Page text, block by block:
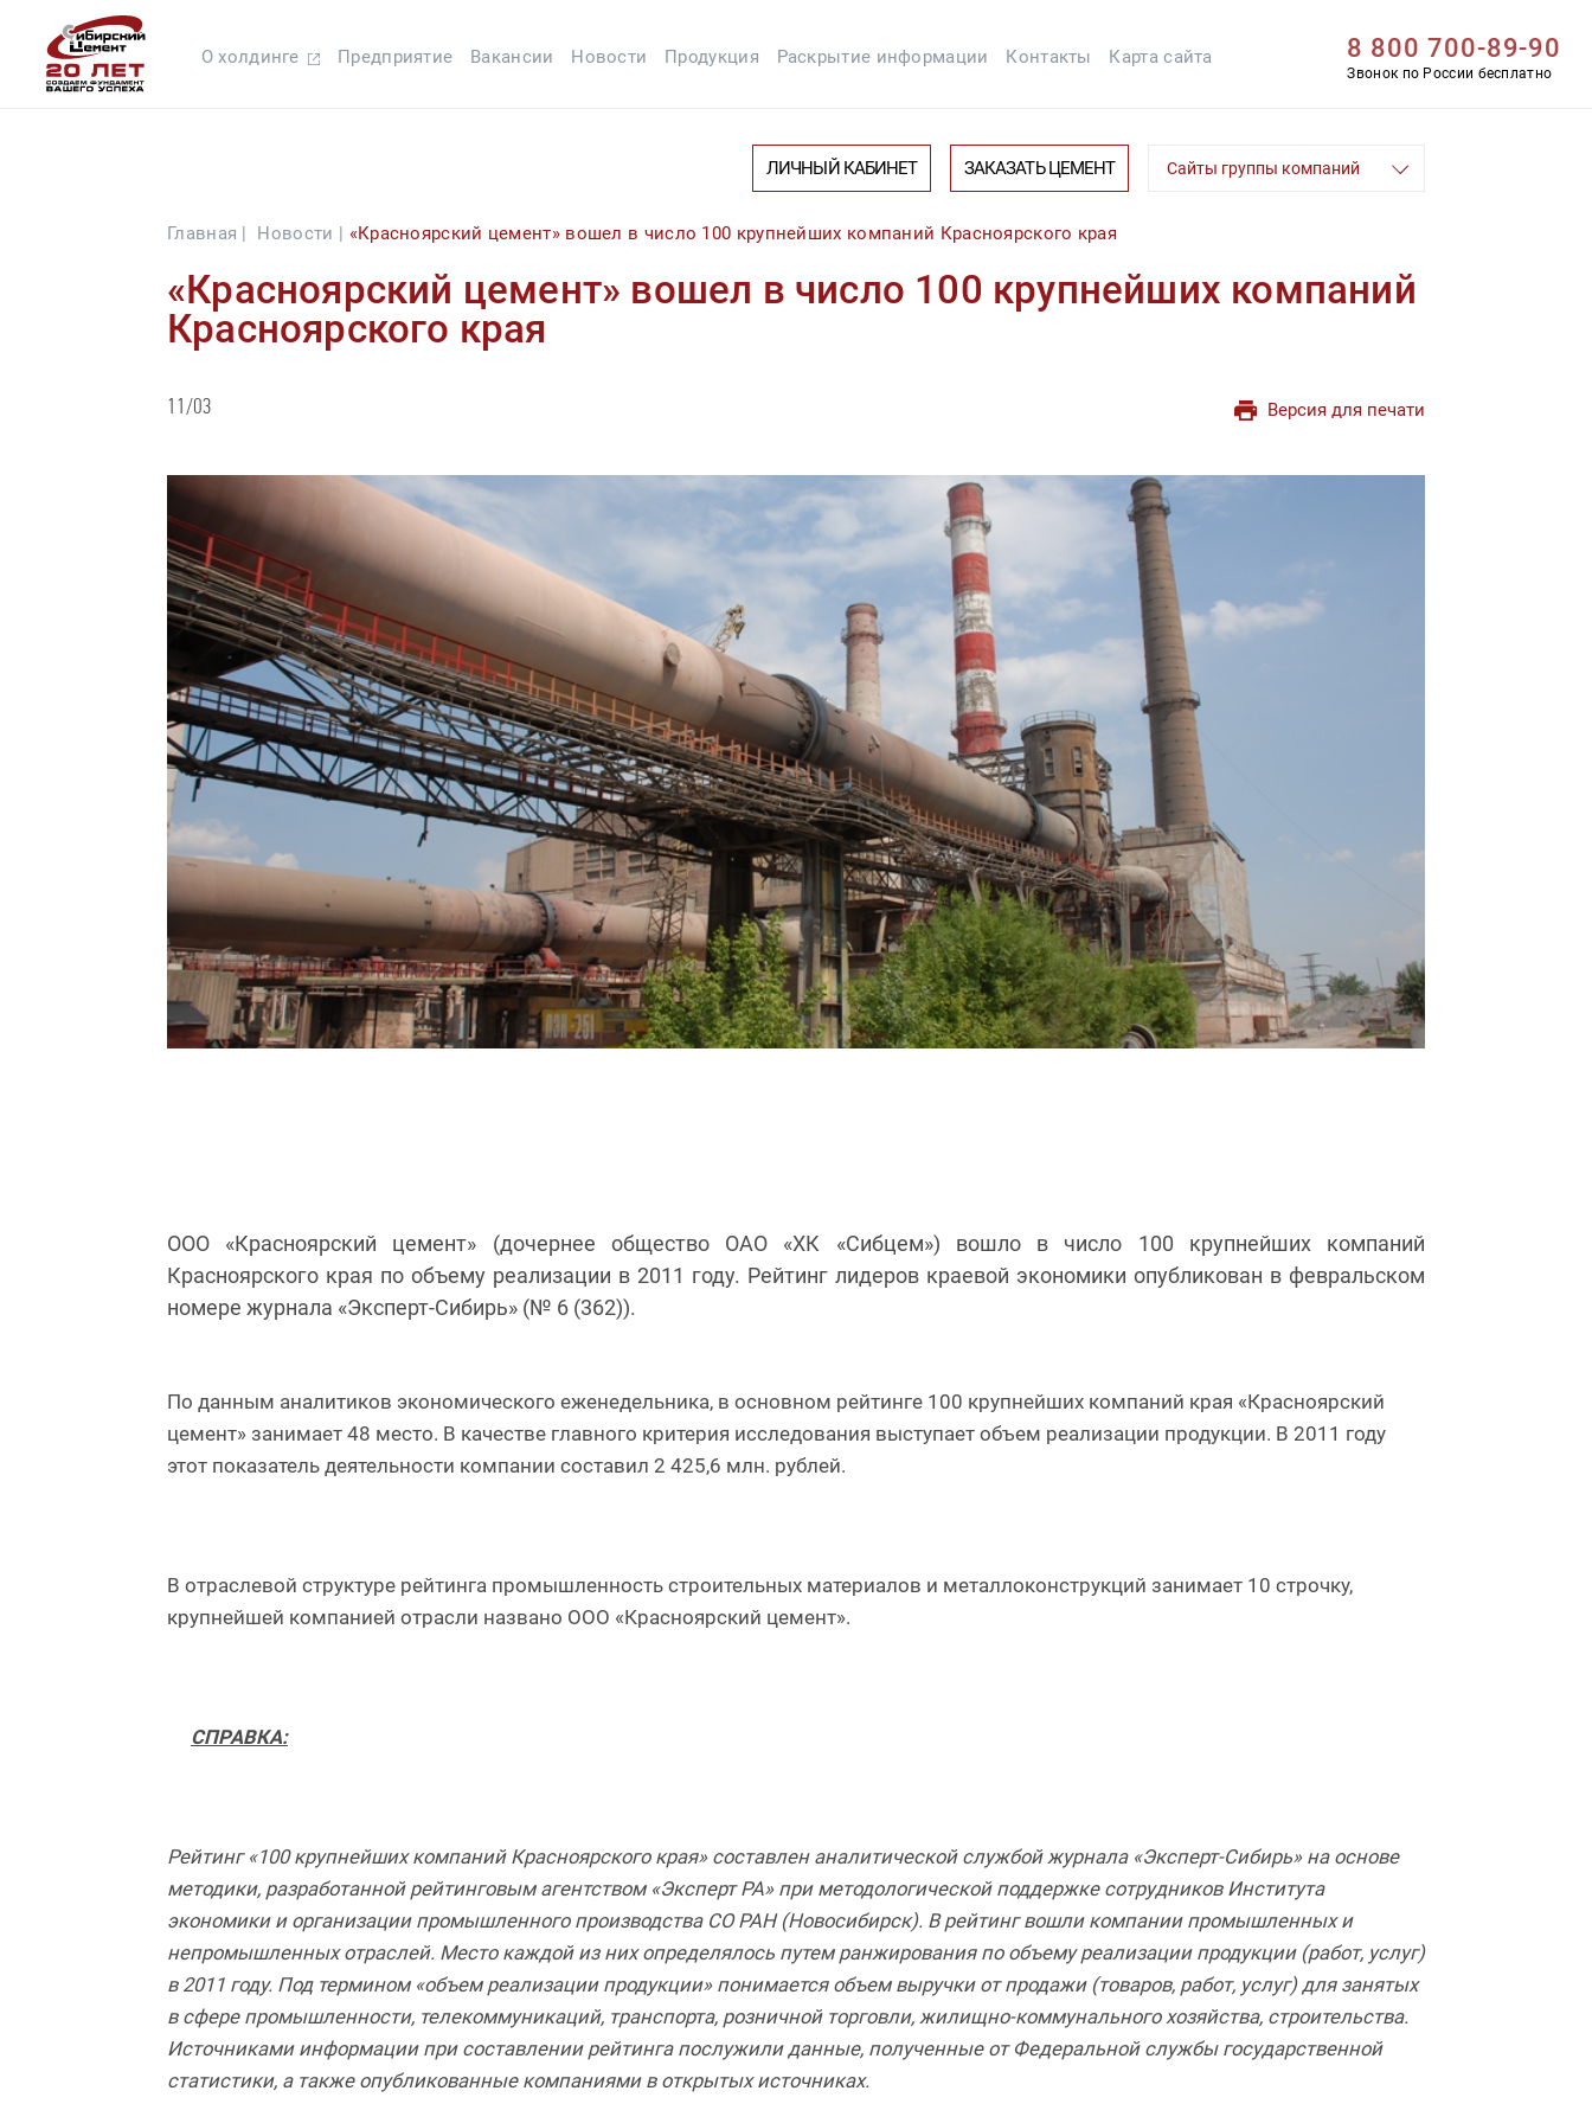
О холдинге Предприятие Вакансии Новости Продукция Раскрытие информации Контакты Карта сайта 8 800 700-89-90
Звонок по России бесплатно
ЛИЧНЫЙ КАБИНЕТ ЗАКАЗАТЬ ЦЕМЕНТ Сайты группы компаний
Главная | Новости | «Красноярский цемент» вошел в число 100 крупнейших компаний Красноярского края
«Красноярский цемент» вошел в число 100 крупнейших компаний
Красноярского края
11/03 Версия для печати
ООО «Красноярский цемент» (дочернее общество ОАО «ХК «Сибцем») вошло в число 100 крупнейших компаний
Красноярского края по объему реализации в 2011 году. Рейтинг лидеров краевой экономики опубликован в февральском
номере журнала «Эксперт-Сибирь» (№ 6 (362)).
По данным аналитиков экономического еженедельника, в основном рейтинге 100 крупнейших компаний края «Красноярский
цемент» занимает 48 место. В качестве главного критерия исследования выступает объем реализации продукции. В 2011 году
этот показатель деятельности компании составил 2 425,6 млн. рублей.
В отраслевой структуре рейтинга промышленность строительных материалов и металлоконструкций занимает 10 строчку,
крупнейшей компанией отрасли названо ООО «Красноярский цемент».
СПРАВКА:
Рейтинг «100 крупнейших компаний Красноярского края» составлен аналитической службой журнала «Эксперт-Сибирь» на основе
методики, разработанной рейтинговым агентством «Эксперт РА» при методологической поддержке сотрудников Института
экономики и организации промышленного производства СО РАН (Новосибирск). В рейтинг вошли компании промышленных и
непромышленных отраслей. Место каждой из них определялось путем ранжирования по объему реализации продукции (работ, услуг)
в 2011 году. Под термином «объем реализации продукции» понимается объем выручки от продажи (товаров, работ, услуг) для занятых
в сфере промышленности, телекоммуникаций, транспорта, розничной торговли, жилищно-коммунального хозяйства, строительства.
Источниками информации при составлении рейтинга послужили данные, полученные от Федеральной службы государственной
статистики, а также опубликованные компаниями в открытых источниках.